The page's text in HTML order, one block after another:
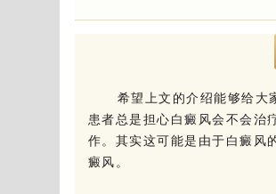
希望上文的介绍能够给大家
患者总是担心白癜风会不会治
作。其实这可能是由于白癜风
癜风。